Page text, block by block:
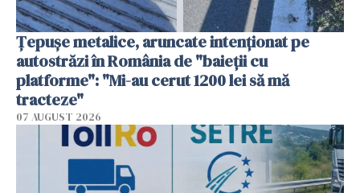
Țepușe metalice, aruncate intenționat pe
autostrăzi în România de "baieții cu
platforme": "Mi-au cerut 1200 lei să mă
tracteze"
07 AUGUST 2026